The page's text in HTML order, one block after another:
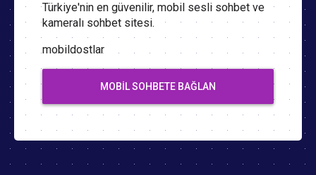
Türkiye'nin en güvenilir, mobil sesli sohbet ve
kameralı sohbet sitesi.
mobildostlar
MOBIL SOHBETE BAĞLAN